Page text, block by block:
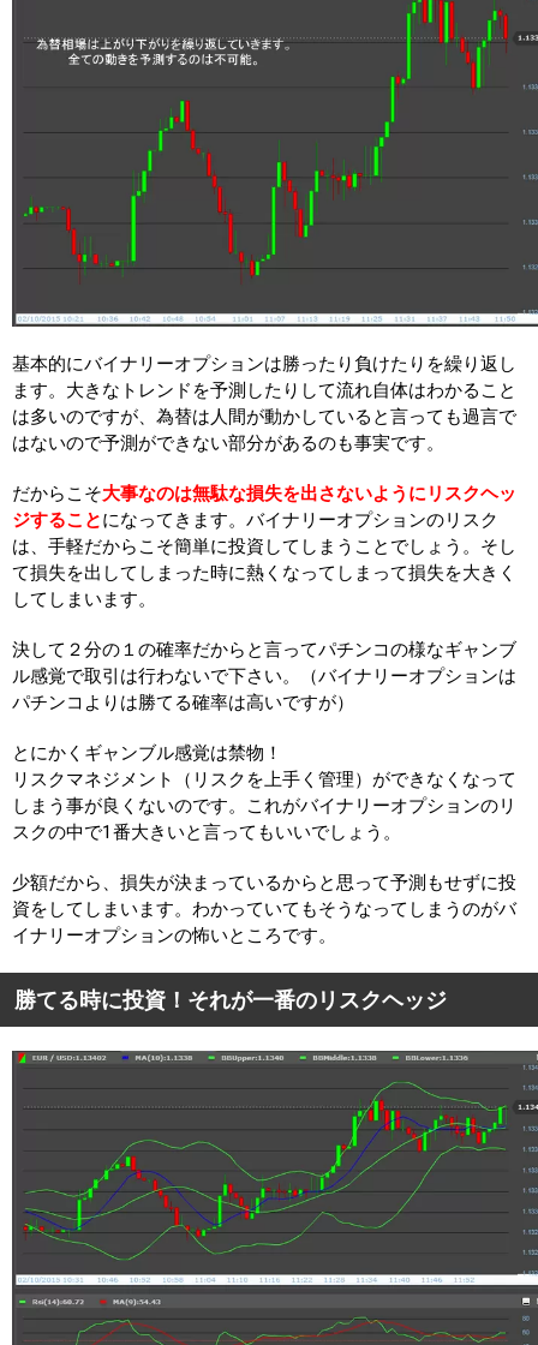
基本的にバイナリーオプションは勝ったり負けたりを繰り返し
ます。大きなトレンドを予測したりして流れ自体はわかること
は多いのですが、為替は人間が動かしていると言っても過言で
はないので予測ができない部分があるのも事実です。
だからこそ大事なのは無駄な損失を出さないようにリスクヘッ
ジすることになってきます。バイナリーオプションのリスク
は、手軽だからこそ簡単に投資してしまうことでしょう。そし
て損失を出してしまった時に熱くなってしまって損失を大きく
してしまいます。
決して２分の１の確率だからと言ってパチンコの様なギャンブ
ル感覚で取引は行わないで下さい。（バイナリーオプションは
パチンコよりは勝てる確率は高いですが）
とにかくギャンブル感覚は禁物！
リスクマネジメント（リスクを上手く管理）ができなくなって
しまう事が良くないのです。これがバイナリーオプションのリ
スクの中で1番大きいと言ってもいいでしょう。
少額だから、損失が決まっているからと思って予測もせずに投
資をしてしまいます。わかっていてもそうなってしまうのがバ
イナリーオプションの怖いところです。
勝てる時に投資！それが一番のリスクヘッジ